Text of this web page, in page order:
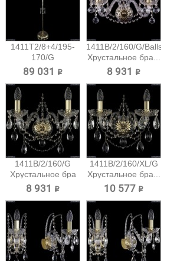
1411T2/8+4/195-
170/G
Хрустальный...
89 031 ₽
1411B/2/160/G/Balls
Хрустальное бра...
8 931 ₽
1411B/2/160/G
Хрустальное бра
Bohemia...
8 931 ₽
1411B/2/160/XL/G
Хрустальное бра...
10 577 ₽